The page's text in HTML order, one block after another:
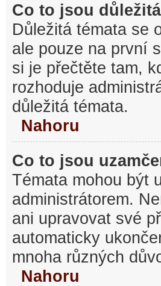
Co to jsou
Důležitá témata se
ale pouze na první
si je přečtěte tam,
rozhoduje
důležitá témata.
Nahoru
Co to jsou
Témata mohou být
administrátorem.
ani upravovat své
automaticky
mnoha různých
Nahoru